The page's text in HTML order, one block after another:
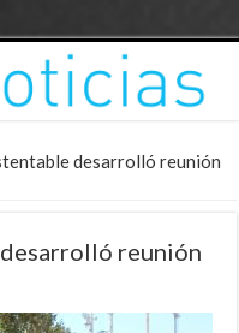
desarrolló reunión
reunión